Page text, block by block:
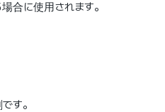
合に使用されます。
す。